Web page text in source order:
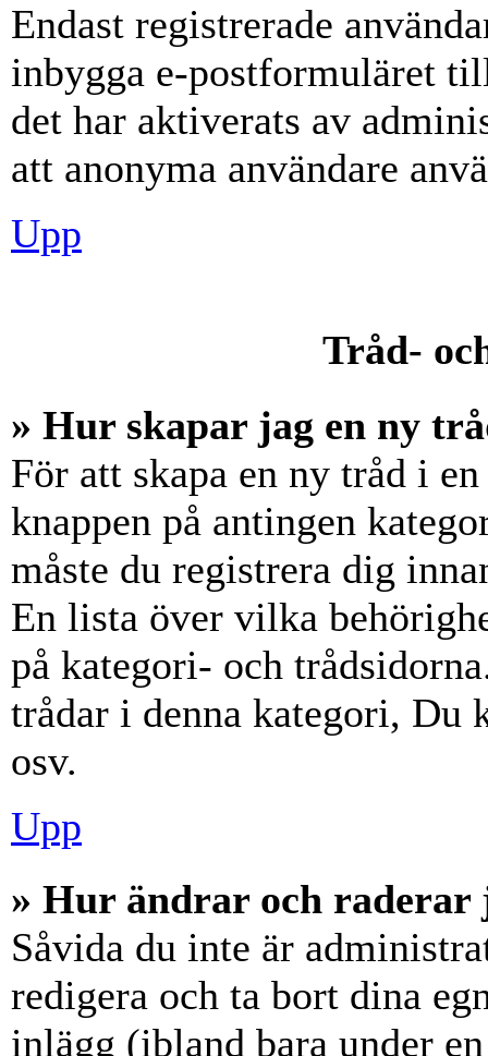
Endast registrerade
inbygga e-postformuläret
det har aktiverats av
att anonyma användare
Upp
Tråd-
» Hur skapar jag en ny
För att skapa en ny tråd i
knappen på antingen
måste du registrera dig
En lista över vilka
på kategori- och
trådar i denna kategori, Du
osv.
Upp
» Hur ändrar och raderar
Såvida du inte är
redigera och ta bort dina
inlägg (ibland bara under